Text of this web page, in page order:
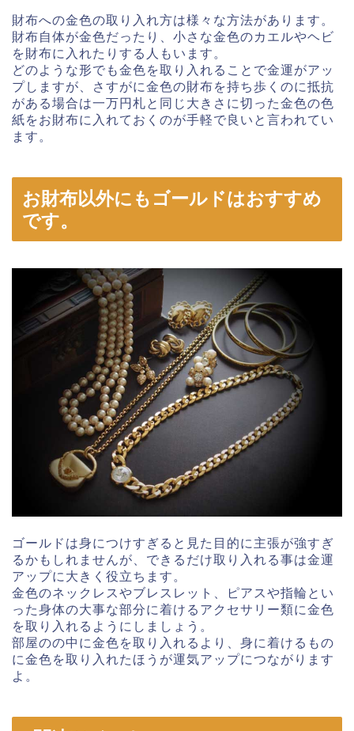
財布への金色の取り入れ方は様々な方法があります。
財布自体が金色だったり、小さな金色のカエルやヘビ
を財布に入れたりする人もいます。
どのような形でも金色を取り入れることで金運がアッ
プしますが、さすがに金色の財布を持ち歩くのに抵抗
がある場合は一万円札と同じ大きさに切った金色の色
紙をお財布に入れておくのが手軽で良いと言われてい
ます。
お財布以外にもゴールドはおすすめ
です。
ゴールドは身につけすぎると見た目的に主張が強すぎ
るかもしれませんが、できるだけ取り入れる事は金運
アップに大きく役立ちます。
金色のネックレスやブレスレット、ピアスや指輪とい
った身体の大事な部分に着けるアクセサリー類に金色
を取り入れるようにしましょう。
部屋のの中に金色を取り入れるより、身に着けるもの
に金色を取り入れたほうが運気アップにつながります
よ。